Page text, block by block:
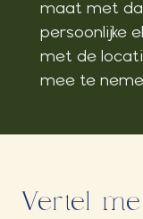
maat met
persoonlijke
met de
mee te
Vertel